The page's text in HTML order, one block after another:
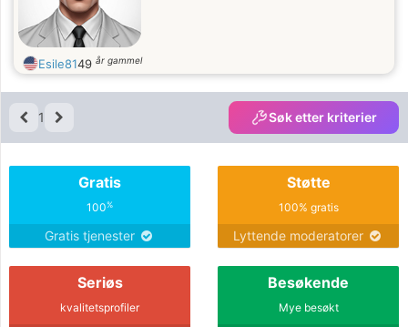
Esile8149 år gammel
1 Søk etter kriterier
Gratis
100%
Gratis tjenester
Støtte
100% gratis
Lyttende moderatorer
Seriøs
kvalitetsprofiler
Besøkende
Mye besøkt